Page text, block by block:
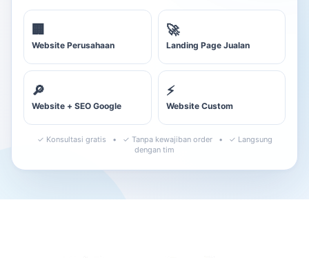
🏢
Website Perusahaan
🚀
Landing Page Jualan
🔎
Website + SEO Google
⚡
Website Custom
✓ Konsultasi gratis • ✓ Tanpa kewajiban order • ✓ Langsung
dengan tim